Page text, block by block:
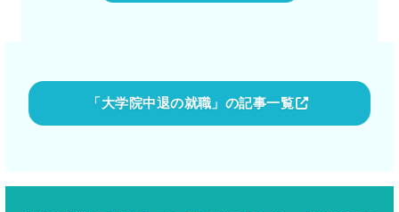
「大学院中退の就職」の記事一覧